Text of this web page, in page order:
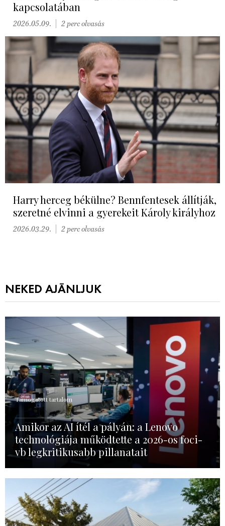
kapcsolatában
2026.05.09. 2 perc olvasás
Harry herceg békülne? Bennfentesek állítják,
szeretné elvinni a gyerekeit Károly királyhoz
2026.03.29. 2 perc olvasás
NEKED AJÁNLJUK
Támogatott tartalom
Amikor az AI ítél a pályán: a Lenovo
technológiája működtette a 2026-os foci-
vb legkritikusabb pillanatait